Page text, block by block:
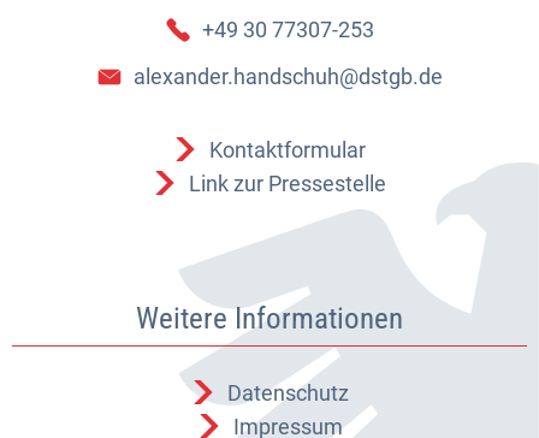
+49 30 77307-253
alexander.handschuh@dstgb.de
Kontaktformular
Link zur Pressestelle
Weitere Informationen
Datenschutz
Impressum